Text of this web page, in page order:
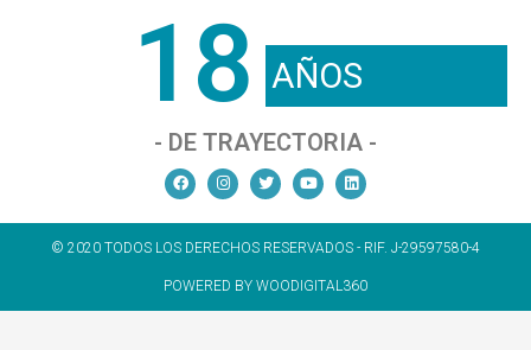
18 AÑOS
- DE TRAYECTORIA -
© 2020 TODOS LOS DERECHOS RESERVADOS - RIF. J-29597580-4
POWERED BY WOODIGITAL360